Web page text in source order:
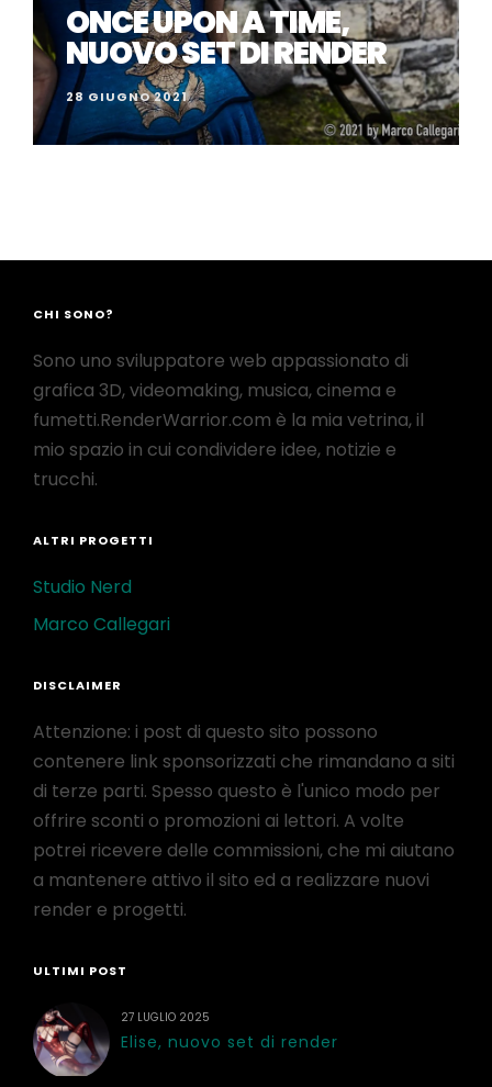
ONCE UPON A TIME,
NUOVO SET DI RENDER
28 GIUGNO 2021
CHI SONO?
Sono uno sviluppatore web appassionato di
grafica 3D, videomaking, musica, cinema e
fumetti.RenderWarrior.com è la mia vetrina, il
mio spazio in cui condividere idee, notizie e
trucchi.
ALTRI PROGETTI
Studio Nerd
Marco Callegari
DISCLAIMER
Attenzione: i post di questo sito possono
contenere link sponsorizzati che rimandano a siti
di terze parti. Spesso questo è l'unico modo per
offrire sconti o promozioni ai lettori. A volte
potrei ricevere delle commissioni, che mi aiutano
a mantenere attivo il sito ed a realizzare nuovi
render e progetti.
ULTIMI POST
27 LUGLIO 2025
Elise, nuovo set di render